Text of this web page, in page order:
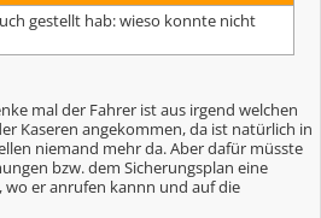
gestellt hab: wieso konnte nicht
mal der Fahrer ist aus irgend welchen
Kaseren angekommen, da ist natürlich in
niemand mehr da. Aber dafür müsste
bzw. dem Sicherungsplan eine
er anrufen kannn und auf die